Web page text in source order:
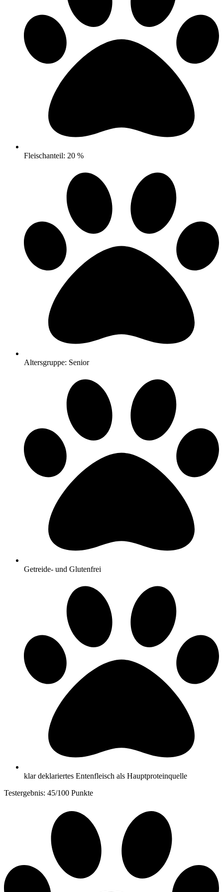
Fleischanteil: 20 %
Altersgruppe: Senior
Getreide- und Glutenfrei
klar deklariertes Entenfleisch als Hauptproteinquelle
Testergebnis: 45/100 Punkte